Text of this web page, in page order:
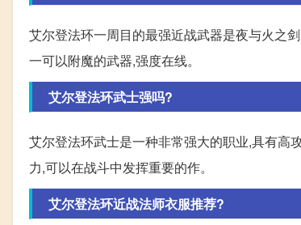
艾尔登法环一周目的最强近战武器是夜与火之
一可以附魔的武器,强度在线。
艾尔登法环武士强吗?
艾尔登法环武士是一种非常强大的职业,具有高
力,可以在战斗中发挥重要的作。
艾尔登法环近战法师衣服推荐?